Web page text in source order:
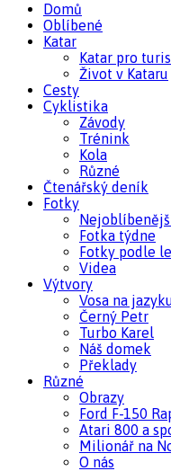
Domů
Oblíbené
Katar
Katar pro
Život v Kataru
Cesty
Cyklistika
Závody
Trénink
Kola
Různé
Čtenářský deník
Fotky
Fotka týdne
Fotky podle
Videa
Výtvory
Vosa na
Černý Petr
Turbo Karel
Náš domek
Překlady
Různé
Obrazy
Ford F-150
Atari 800 a
Milionář na
O nás